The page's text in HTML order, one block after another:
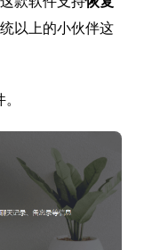
以上的小伙伴这